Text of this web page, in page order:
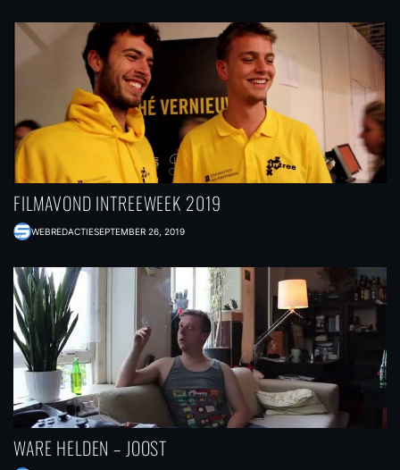
FILMAVOND INTREEWEEK 2019
WEBREDACTIESEPTEMBER 26, 2019
WARE HELDEN – JOOST